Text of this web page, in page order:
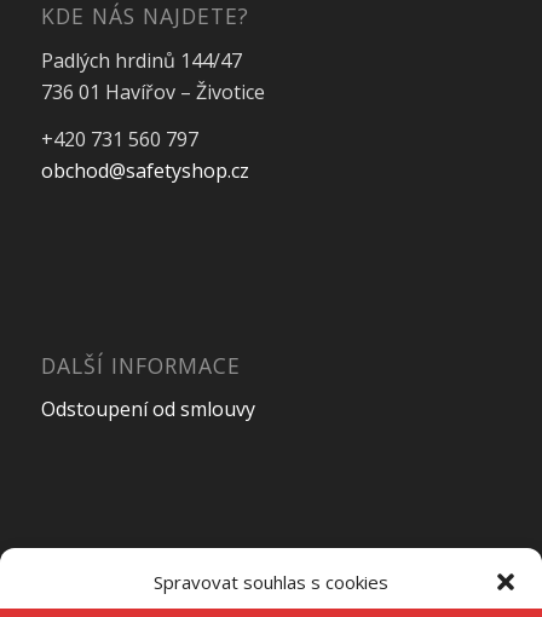
Spravovat souhlas s cookies
KDE NÁS NAJDETE?
Padlých hrdinů 144/47
736 01 Havířov – Životice
+420 731 560 797
obchod@safetyshop.cz
DALŠÍ INFORMACE
Odstoupení od smlouvy
Pondělí – Pátek7:00 – 15:00